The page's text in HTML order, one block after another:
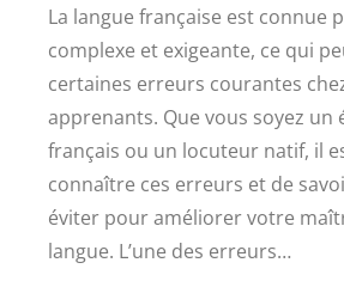
La langue française est connue
complexe et exigeante, ce qui
certaines erreurs courantes
apprenants. Que vous soyez un
français ou un locuteur natif, il
connaître ces erreurs et de
éviter pour améliorer votre
langue. L’une des erreurs…